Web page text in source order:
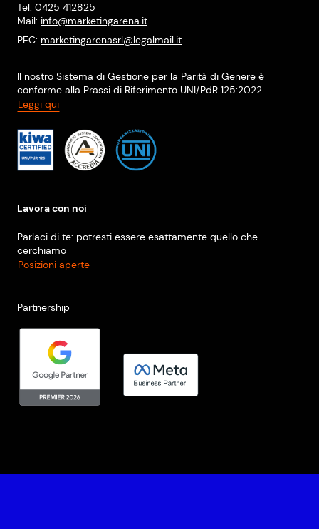
Tel: 0425 412825
Mail: info@marketingarena.it
PEC: marketingarenasrl@legalmail.it
Il nostro Sistema di Gestione per la Parità di Genere è
conforme alla Prassi di Riferimento UNI/PdR 125:2022.
Leggi qui
Lavora con noi
Parlaci di te: potresti essere esattamente quello che
cerchiamo
Posizioni aperte
Partnership